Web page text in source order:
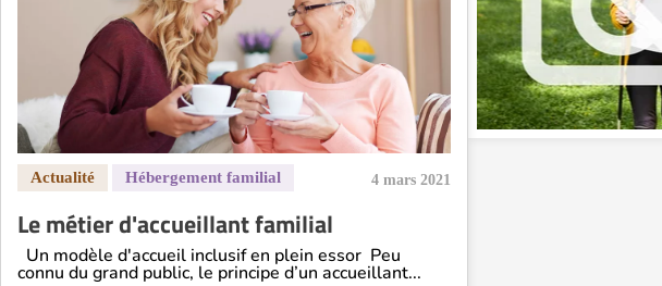
4 mars 2021
Le métier d'accueillant familial
Un modèle d'accueil inclusif en plein essor Peu
connu du grand public, le principe d’un accueillant...